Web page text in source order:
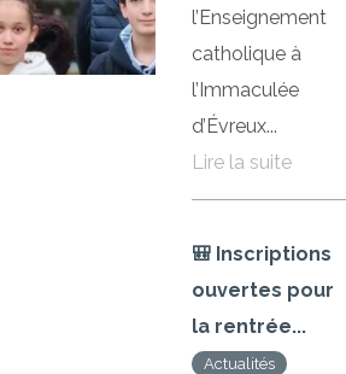
l’Enseignement
catholique à
l’Immaculée
d’Évreux...
Lire la suite
🎒 Inscriptions
ouvertes pour
la rentrée...
Actualités